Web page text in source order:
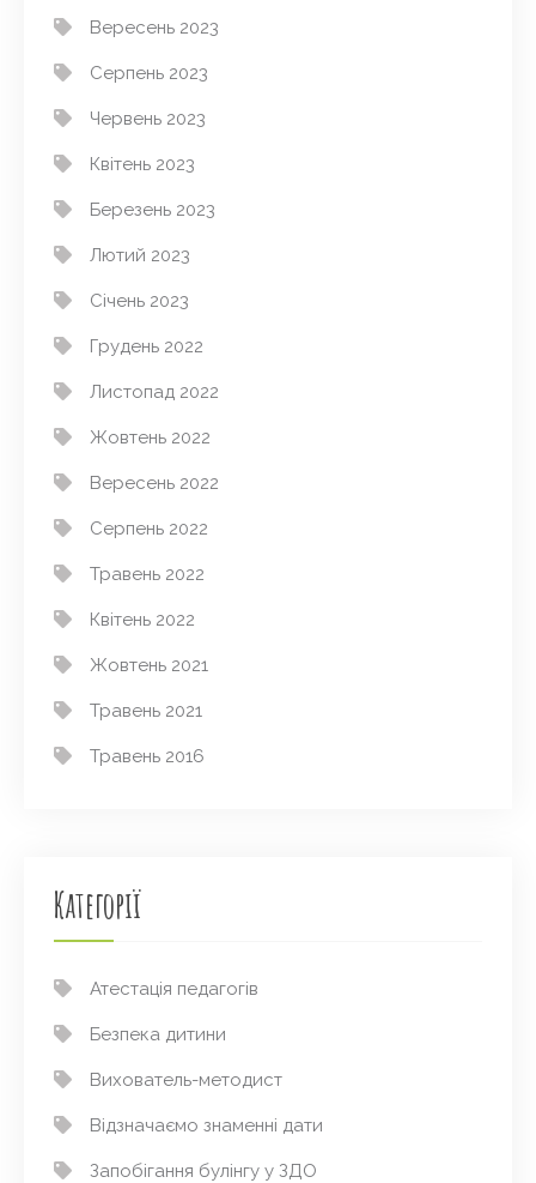
Вересень 2023
Серпень 2023
Червень 2023
Квітень 2023
Березень 2023
Лютий 2023
Січень 2023
Грудень 2022
Листопад 2022
Жовтень 2022
Вересень 2022
Серпень 2022
Травень 2022
Квітень 2022
Жовтень 2021
Травень 2021
Травень 2016
Категорії
Атестація педагогів
Безпека дитини
Вихователь-методист
Відзначаємо знаменні дати
Запобігання булінгу у ЗДО